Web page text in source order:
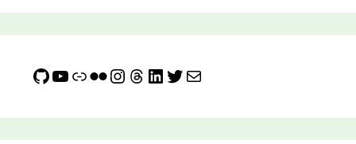
GitHub
YouTube
LinkFlickr
Instagram
Threads
LinkedIn
Twitter
E-Mail